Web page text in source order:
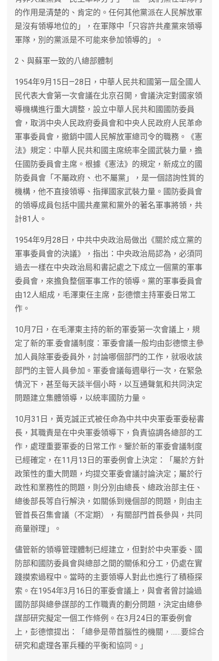
的作用是清楚的、肯定的。任何其他黨派在人民解放軍
是沒有領導地位的」，在軍隊中「只容許共產黨來領導
軍隊，別的黨派是不可能來參加領導的」。
2、與蘇軍一致的八總部體制
1954年9月15日—28日，中華人民共和國第一屆全國人
民代表大會第一次會議在北京召開，會議決定對國家領
導機構進行重大調整，設立中華人民共和國國防委員
會，取消中央人民政府委員會和中央人民政府人民革命
軍事委員會，撤銷中國人民解放軍總司令的職務。《憲
法》規定：中華人民共和國主席統率全國武裝力量，擔
任國防委員會主席。根據《憲法》的規定，新成立的國
防委員會「不屬政府、.也不屬黨」，是一個諮詢性質的
機構，他不直接領導、指揮國家武裝力量。國防委員會
的領導成員包括中國共產黨和黨外的著名軍事將領，共
計81人。
1954年9月28日，中共中央政治局做出《關於成立黨的
軍事委員會的決議》，指出：中央政治局認為，必須同
過去一樣在中央政治局和書記處之下成立一個黨的軍事
委員會，來擔負整個軍事工作的領導。黨的軍事委員會
由12人組成，毛澤東任主席，彭德懷主持軍委日常工
作。
10月7日，在毛澤東主持的新的軍委第一次會議上，規
定了新的軍.委會議制度：軍委會議一般均由彭德懷主參
加人員除軍委委員外，討論哪個部門的工作，就吸收該
部門的主管人員參加。軍委會議每週舉行一次，在緊急
情況下，甚至每天談半個小時，以互通聲氣和共同決定
問題建立集體領導，以統率國防力量。
10月31日，黃克誠正式被任命為中共中央軍委軍委秘書
長，其職責是在中央軍委領導下，負責協調各總部的工
作，處理重要軍委的日常工作。鑒於新的軍委會議制度
已經確定，在11月13日的軍委例會上決定：「屬於方針
政策性的重大問題，均提交軍委會議討論決定；屬於行
政性和業務性的問題，則分別由總長、總政治部主任、
總後部長等自行解決，如關係到幾個部的問題，則由主
管首長召集會議（不定期），有關部門首長參與，共同
商量辦理」。
儘管新的領導管理體制已經建立，但對於中央軍委、國
防部和國防委員會與總部之間的關係和分工，仍處在實
踐摸索過程中。當時的主要領導人對此也進行了積極探
索。在1954年3月16日的軍委會議上，與會者曾討論過
國防部與總參謀部的工作職責的劃分問題，決定由總參
謀部研究擬定一個工作條例。在3月24日的軍委例會
上，彭德懷提出：「總參是帶首腦性的機關，……要綜合
研究和處理各軍兵種的平衡和協同。」